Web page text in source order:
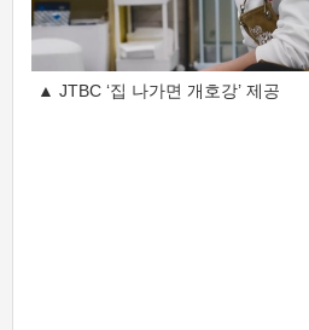
▲ JTBC ‘집 나가면 개호강’ 제공